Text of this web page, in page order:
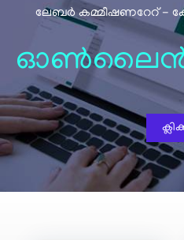
ലേബര്‍ കമ്മീഷണറേറ് -
ഓൺലൈൻ